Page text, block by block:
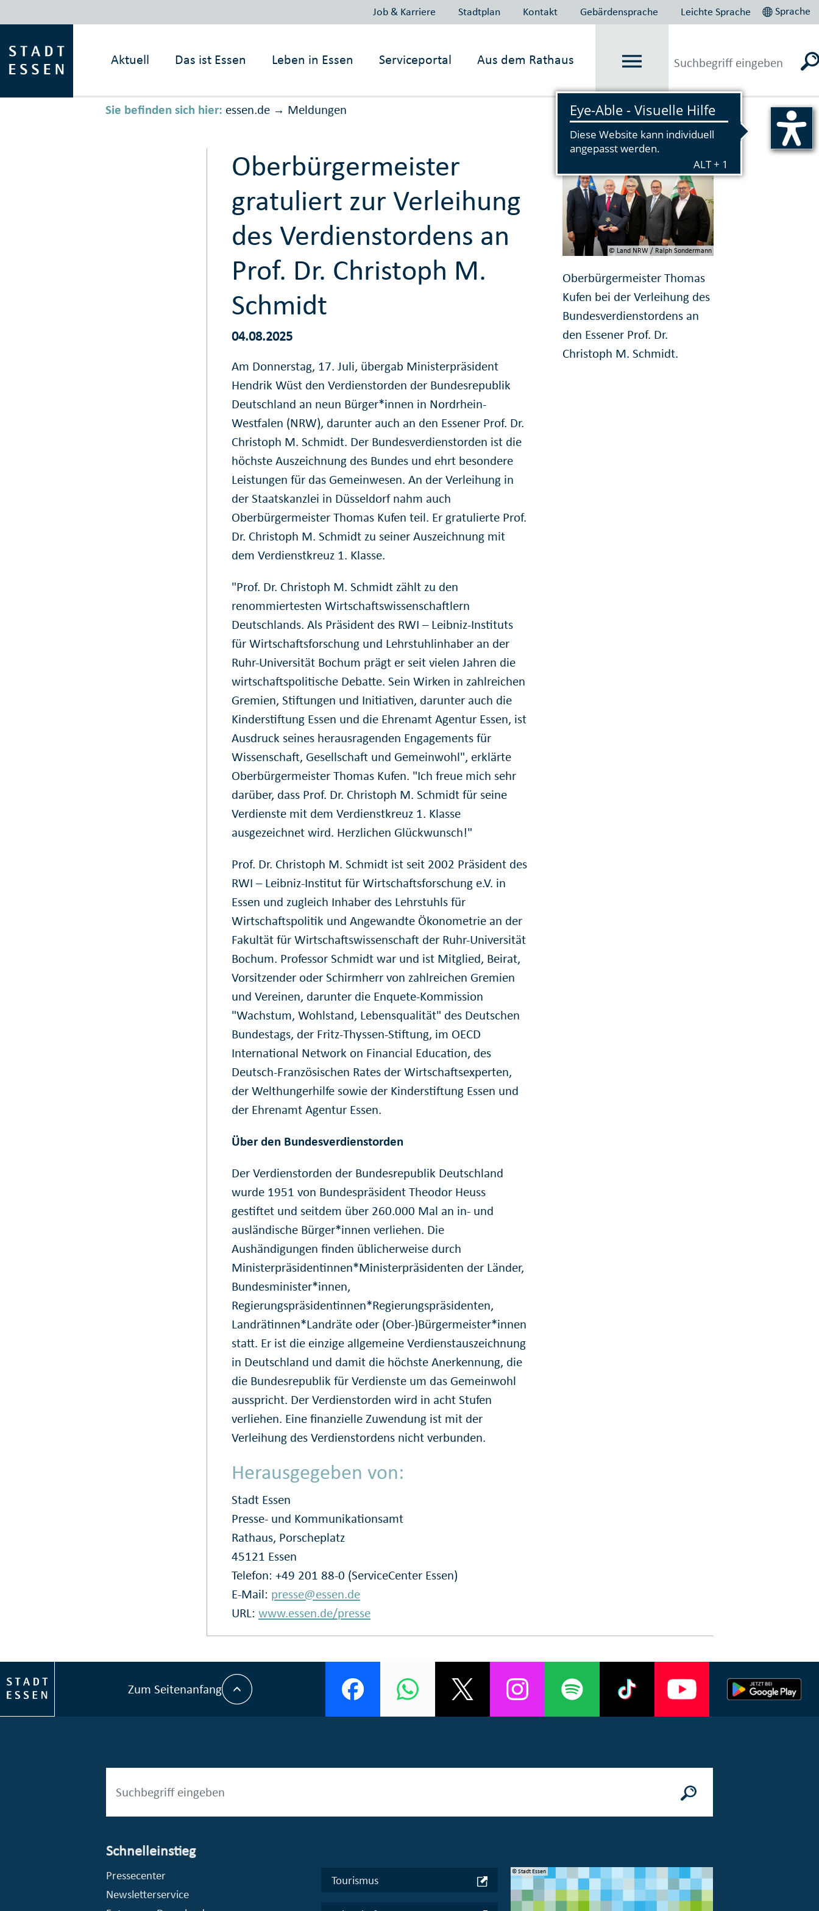
Job & Karriere Stadtplan Kontakt Gebärdensprache Leichte Sprache Sprache
Aktuell Das ist Essen Leben in Essen Serviceportal Aus dem Rathaus
Sie befinden sich hier: essen.de → Meldungen Vorlesen
Oberbürgermeister
gratuliert zur Verleihung
des Verdienstordens an
Prof. Dr. Christoph M.
Schmidt
04.08.2025
Am Donnerstag, 17. Juli, übergab Ministerpräsident
Hendrik Wüst den Verdienstorden der Bundesrepublik
Deutschland an neun Bürger*innen in Nordrhein-
Westfalen (NRW), darunter auch an den Essener Prof. Dr.
Christoph M. Schmidt. Der Bundesverdienstorden ist die
höchste Auszeichnung des Bundes und ehrt besondere
Leistungen für das Gemeinwesen. An der Verleihung in
der Staatskanzlei in Düsseldorf nahm auch
Oberbürgermeister Thomas Kufen teil. Er gratulierte Prof.
Dr. Christoph M. Schmidt zu seiner Auszeichnung mit
dem Verdienstkreuz 1. Klasse.
"Prof. Dr. Christoph M. Schmidt zählt zu den
renommiertesten Wirtschaftswissenschaftlern
Deutschlands. Als Präsident des RWI – Leibniz-Instituts
für Wirtschaftsforschung und Lehrstuhlinhaber an der
Ruhr-Universität Bochum prägt er seit vielen Jahren die
wirtschaftspolitische Debatte. Sein Wirken in zahlreichen
Gremien, Stiftungen und Initiativen, darunter auch die
Kinderstiftung Essen und die Ehrenamt Agentur Essen, ist
Ausdruck seines herausragenden Engagements für
Wissenschaft, Gesellschaft und Gemeinwohl", erklärte
Oberbürgermeister Thomas Kufen. "Ich freue mich sehr
darüber, dass Prof. Dr. Christoph M. Schmidt für seine
Verdienste mit dem Verdienstkreuz 1. Klasse
ausgezeichnet wird. Herzlichen Glückwunsch!"
Prof. Dr. Christoph M. Schmidt ist seit 2002 Präsident des
RWI – Leibniz-Institut für Wirtschaftsforschung e.V. in
Essen und zugleich Inhaber des Lehrstuhls für
Wirtschaftspolitik und Angewandte Ökonometrie an der
Fakultät für Wirtschaftswissenschaft der Ruhr-Universität
Bochum. Professor Schmidt war und ist Mitglied, Beirat,
Vorsitzender oder Schirmherr von zahlreichen Gremien
und Vereinen, darunter die Enquete-Kommission
"Wachstum, Wohlstand, Lebensqualität" des Deutschen
Bundestags, der Fritz-Thyssen-Stiftung, im OECD
International Network on Financial Education, des
Deutsch-Französischen Rates der Wirtschaftsexperten,
der Welthungerhilfe sowie der Kinderstiftung Essen und
der Ehrenamt Agentur Essen.
Über den Bundesverdienstorden
Der Verdienstorden der Bundesrepublik Deutschland
wurde 1951 von Bundespräsident Theodor Heuss
gestiftet und seitdem über 260.000 Mal an in- und
ausländische Bürger*innen verliehen. Die
Aushändigungen finden üblicherweise durch
Ministerpräsidentinnen*Ministerpräsidenten der Länder,
Bundesminister*innen,
Regierungspräsidentinnen*Regierungspräsidenten,
Landrätinnen*Landräte oder (Ober-)Bürgermeister*innen
statt. Er ist die einzige allgemeine Verdienstauszeichnung
in Deutschland und damit die höchste Anerkennung, die
die Bundesrepublik für Verdienste um das Gemeinwohl
ausspricht. Der Verdienstorden wird in acht Stufen
verliehen. Eine finanzielle Zuwendung ist mit der
Verleihung des Verdienstordens nicht verbunden.
Herausgegeben von:
Stadt Essen
Presse- und Kommunikationsamt
Rathaus, Porscheplatz
45121 Essen
Telefon: +49 201 88-0 (ServiceCenter Essen)
E-Mail: presse@essen.de
URL:www.essen.de/presse
© Land NRW / Ralph Sondermann
Oberbürgermeister Thomas
Kufen bei der Verleihung des
Bundesverdienstordens an
den Essener Prof. Dr.
Christoph M. Schmidt.
Zum Seitenanfang
Schnelleinstieg
Pressecenter
Newsletterservice
Tourismus
© Stadt Essen, Presse- und Kommunikationsamt © Stadt Essen